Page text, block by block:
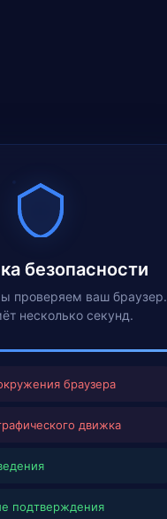
безопасности
проверяем ваш браузер.
несколько секунд.
браузера
движка
подтверждения